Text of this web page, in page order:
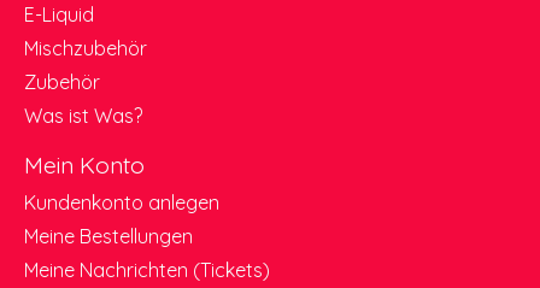
E-Liquid
Mischzubehör
Zubehör
Was ist Was?
Mein Konto
Kundenkonto anlegen
Meine Bestellungen
Meine Nachrichten (Tickets)